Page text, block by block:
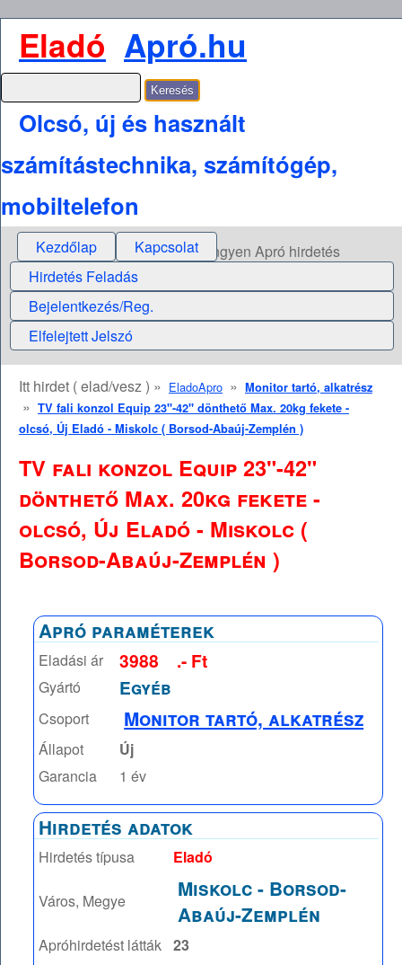
Eladó Apró.hu
Olcsó, új és használt
számítástechnika, számítógép,
mobiltelefon
Kezdőlap Kapcsolat
Ingyen Apró hirdetés
Hirdetés Feladás
Bejelentkezés/Reg.
Elfelejtett Jelszó
Itt hirdet ( elad/vesz ) » EladoApro » Monitor tartó, alkatrész
» TV fali konzol Equip 23"-42" dönthető Max. 20kg fekete -
olcsó, Új Eladó - Miskolc ( Borsod-Abaúj-Zemplén )
TV fali konzol Equip 23"-42"
dönthető Max. 20kg fekete -
olcsó, Új Eladó - Miskolc (
Borsod-Abaúj-Zemplén )
Apró paraméterek
Eladási ár 3988 .- Ft
Gyártó Egyéb
Csoport Monitor tartó, alkatrész
Állapot
Új
Garancia
1 év
Hirdetés adatok
Hirdetés típusa Eladó
Város, Megye Miskolc- Borsod-
Abaúj-Zemplén
Apróhirdetést látták 23